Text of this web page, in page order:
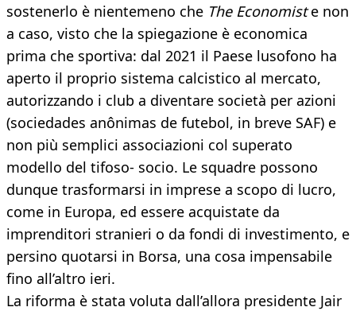
sostenerlo è nientemeno che The Economiste non
a caso, visto che la spiegazione è economica
prima che sportiva: dal 2021 il Paese lusofono ha
aperto il proprio sistema calcistico al mercato,
autorizzando i club a diventare società per azioni
(sociedades anônimas de futebol, in breve SAF) e
non più semplici associazioni col superato
modello del tifoso- socio. Le squadre possono
dunque trasformarsi in imprese a scopo di lucro,
come in Europa, ed essere acquistate da
imprenditori stranieri o da fondi di investimento, e
persino quotarsi in Borsa, una cosa impensabile
fino all’altro ieri.
La riforma è stata voluta dall’allora presidente Jair